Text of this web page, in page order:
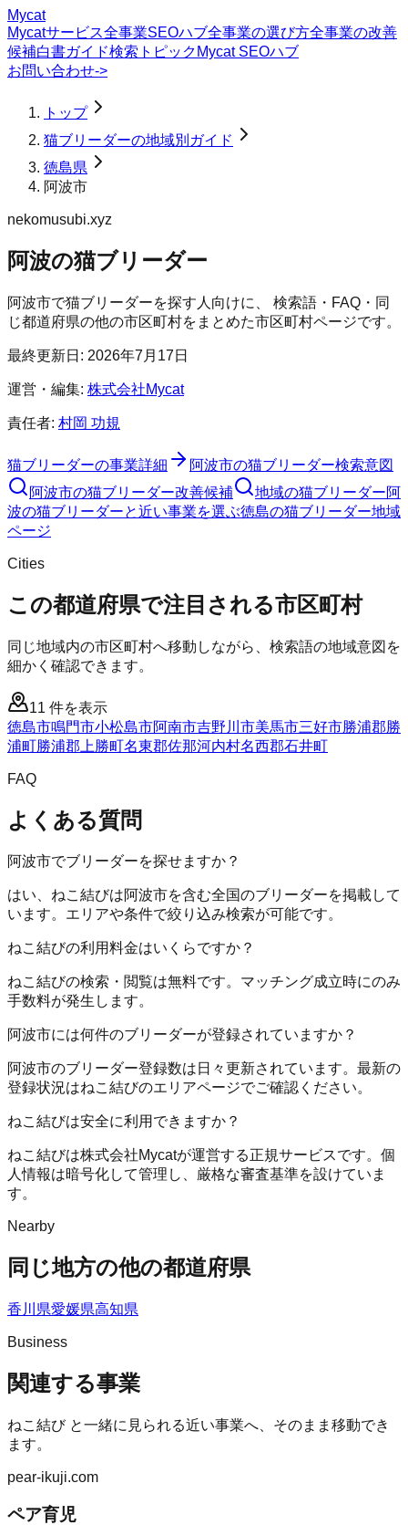
Mycat
Mycatサービス全事業SEOハブ全事業の選び方全事業の改善
候補白書ガイド検索トピック Mycat SEOハブ
お問い合わせ->
トップ
猫ブリーダーの地域別ガイド
徳島県
阿波市
nekomusubi.xyz
阿波の猫ブリーダー
阿波市で猫ブリーダーを探す人向けに、 検索語・FAQ・同
じ都道府県の他の市区町村をまとめた市区町村ページです。
最終更新日: 2026年7月17日
運営・編集: 株式会社Mycat
責任者: 村岡 功規
猫ブリーダーの事業詳細 阿波市の猫ブリーダー検索意図
阿波市の猫ブリーダー改善候補 地域の猫ブリーダー阿
波の猫ブリーダーと近い事業を選ぶ徳島の猫ブリーダー地域
ページ
Cities
この都道府県で注目される市区町村
同じ地域内の市区町村へ移動しながら、検索語の地域意図を
細かく確認できます。
11 件を表示
徳島市鳴門市小松島市阿南市吉野川市美馬市三好市勝浦郡勝
浦町勝浦郡上勝町名東郡佐那河内村名西郡石井町
FAQ
よくある質問
阿波市でブリーダーを探せますか？
はい、ねこ結びは阿波市を含む全国のブリーダーを掲載して
います。エリアや条件で絞り込み検索が可能です。
ねこ結びの利用料金はいくらですか？
ねこ結びの検索・閲覧は無料です。マッチング成立時にのみ
手数料が発生します。
阿波市には何件のブリーダーが登録されていますか？
阿波市のブリーダー登録数は日々更新されています。最新の
登録状況はねこ結びのエリアページでご確認ください。
ねこ結びは安全に利用できますか？
ねこ結びは株式会社Mycatが運営する正規サービスです。個
人情報は暗号化して管理し、厳格な審査基準を設けていま
す。
Nearby
同じ地方の他の都道府県
香川県愛媛県高知県
Business
関連する事業
ねこ結びと一緒に見られる近い事業へ、そのまま移動でき
ます。
pear-ikuji.com
ペア育児